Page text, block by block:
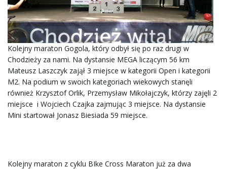
n
a
Kolejny maraton Gogola, który odbył się po raz drugi w
Chodzieży za nami. Na dystansie MEGA liczącym 56 km
Mateusz Laszczyk zajął 3 miejsce w kategorii Open i kategorii
M2. Na podium w swoich kategoriach wiekowych stanęli
również Krzysztof Orlik, Przemysław Mikołajczyk, którzy zajęli 2
miejsce i Wojciech Czajka zajmując 3 miejsce. Na dystansie
Mini startował Jonasz Biesiada 59 miejsce.
Kolejny maraton z cyklu BIke Cross Maraton już za dwa